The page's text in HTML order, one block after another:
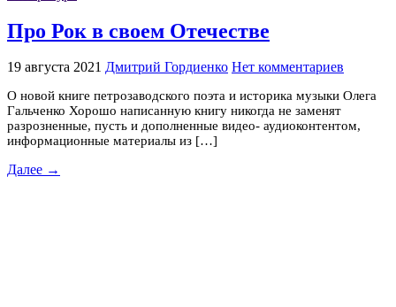
Про Рок в своем Отечестве
19 августа 2021 Дмитрий Гордиенко Нет комментариев
О новой книге петрозаводского поэта и историка музыки Олега
Гальченко Хорошо написанную книгу никогда не заменят
разрозненные, пусть и дополненные видео- аудиоконтентом,
информационные материалы из […]
Далее →